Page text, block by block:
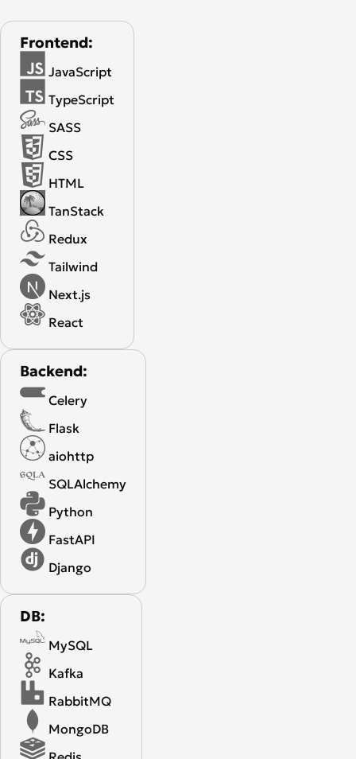
Frontend:
JavaScript
TypeScript
SASS
CSS
HTML
TanStack
Redux
Tailwind
Next.js
React
Backend:
Celery
Flask
aiohttp
SQLAlchemy
Python
FastAPI
Django
DB:
MySQL
Kafka
RabbitMQ
MongoDB